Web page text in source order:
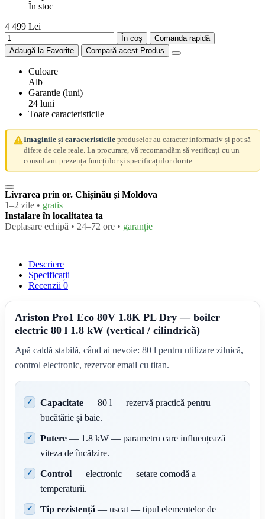
În stoc
4 499 Lei
În coș
Comanda rapidă
Adaugă la Favorite
Compară acest Produs
Culoare
Alb
Garantie (luni)
24 luni
Toate caracteristicile
Imaginile și caracteristicile produselor au caracter informativ și pot să
difere de cele reale. La procurare, vă recomandăm să verificați cu un
consultant prezența funcțiilor și specificațiilor dorite.
Livrarea prin or. Chișinău și Moldova
1–2 zile • gratis
Instalare în localitatea ta
Deplasare echipă • 24–72 ore • garanție
Descriere
Specificații
Recenzii 0
Ariston Pro1 Eco 80V 1.8K PL Dry — boiler
electric 80 l 1.8 kW (vertical / cilindrică)
Apă caldă stabilă, când ai nevoie: 80 l pentru utilizare zilnică,
control electronic, rezervor email cu titan.
Capacitate — 80 l — rezervă practică pentru
bucătărie și baie.
Putere — 1.8 kW — parametru care influențează
viteza de încălzire.
Control — electronic — setare comodă a
temperaturii.
Tip rezistență — uscat — tipul elementelor de